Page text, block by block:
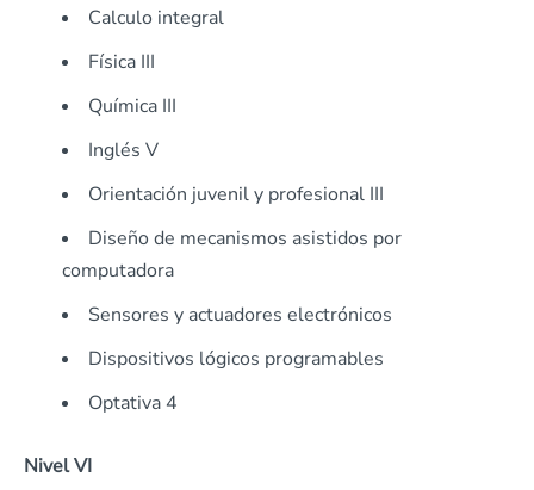
Calculo integral
Física III
Química III
Inglés V
Orientación juvenil y profesional III
Diseño de mecanismos asistidos por
computadora
Sensores y actuadores electrónicos
Dispositivos lógicos programables
Optativa 4
Nivel VI